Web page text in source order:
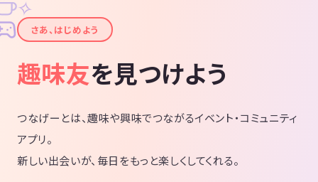
✦
✧
さあ、はじめよう
趣味友を見つけよう
つなげーとは、趣味や興味でつながるイベント・コミュニティ
アプリ。
新しい出会いが、毎日をもっと楽しくしてくれる。